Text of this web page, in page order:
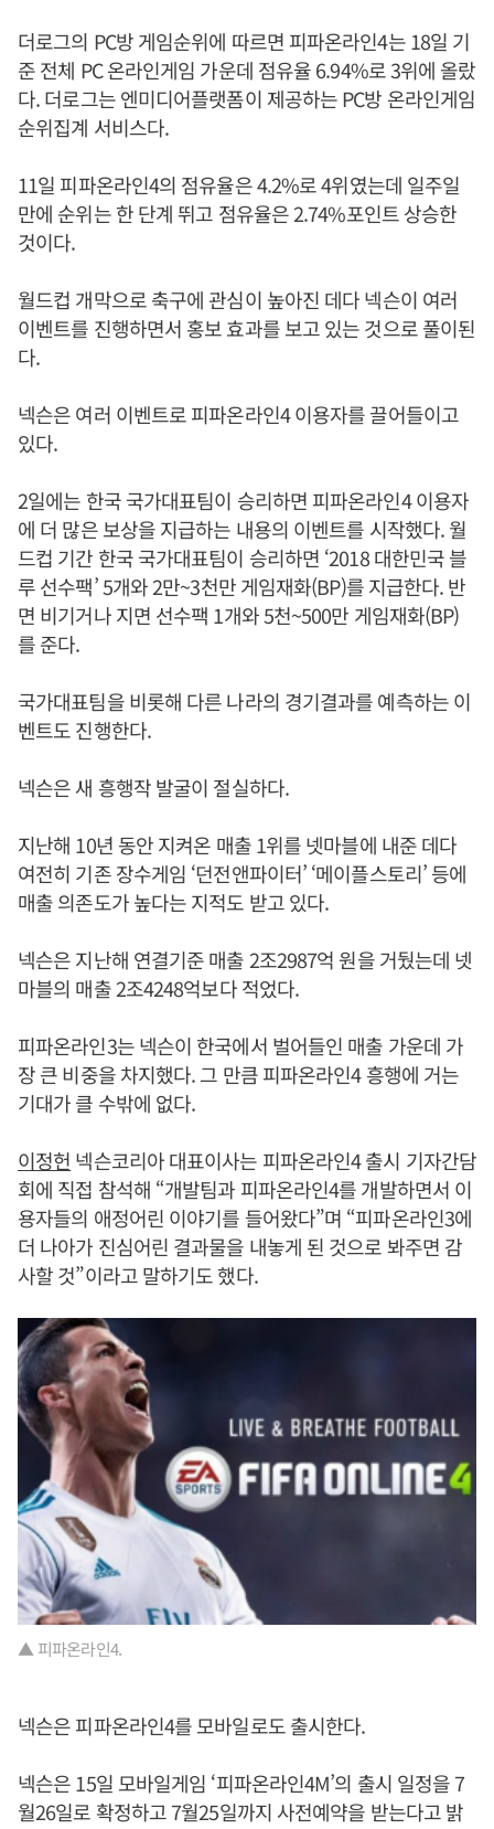
더로그의 PC방 게임순위에 따르면 피파온라인4는 18일 기
준 전체 PC 온라인게임 가운데 점유율 6.94%로 3위에 올랐
다. 더로그는 엔미디어플랫폼이 제공하는 PC방 온라인게임
순위집계 서비스다.
11일 피파온라인4의 점유율은 4.2%로 4위였는데 일주일
만에 순위는 한 단계 뛰고 점유율은 2.74%포인트 상승한
것이다.
월드컵 개막으로 축구에 관심이 높아진 데다 넥슨이 여러
이벤트를 진행하면서 홍보 효과를 보고 있는 것으로 풀이된
다.
넥슨은 여러 이벤트로 피파온라인4 이용자를 끌어들이고
있다.
2일에는 한국 국가대표팀이 승리하면 피파온라인4 이용자
에 더 많은 보상을 지급하는 내용의 이벤트를 시작했다. 월
드컵 기간 한국 국가대표팀이 승리하면 ‘2018 대한민국 블
루 선수팩’ 5개와 2만~3천만 게임재화(BP)를 지급한다. 반
면 비기거나 지면 선수팩 1개와 5천~500만 게임재화(BP)
를 준다.
국가대표팀을 비롯해 다른 나라의 경기결과를 예측하는 이
벤트도 진행한다.
넥슨은 새 흥행작 발굴이 절실하다.
지난해 10년 동안 지켜온 매출 1위를 넷마블에 내준 데다
여전히 기존 장수게임 ‘던전앤파이터’ ‘메이플스토리’ 등에
매출 의존도가 높다는 지적도 받고 있다.
넥슨은 지난해 연결기준 매출 2조2987억 원을 거뒀는데 넷
마블의 매출 2조4248억보다 적었다.
피파온라인3는 넥슨이 한국에서 벌어들인 매출 가운데 가
장 큰 비중을 차지했다. 그 만큼 피파온라인4 흥행에 거는
기대가 클 수밖에 없다.
이정헌 넥슨코리아 대표이사는 피파온라인4 출시 기자간담
회에 직접 참석해 “개발팀과 피파온라인4를 개발하면서 이
용자들의 애정어린 이야기를 들어왔다”며 “피파온라인3에
더 나아가 진심어린 결과물을 내놓게 된 것으로 봐주면 감
사할 것”이라고 말하기도 했다.
▲ 피파온라인4.
넥슨은 피파온라인4를 모바일로도 출시한다.
넥슨은 15일 모바일게임 ‘피파온라인4M’의 출시 일정을 7
월26일로 확정하고 7월25일까지 사전예약을 받는다고 밝